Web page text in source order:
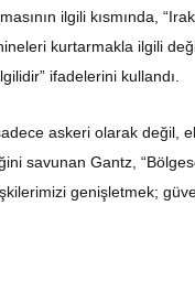
ilgili kısmında,
kurtarmakla ilgili
ifadelerini kullandı.
askeri olarak
savunan Gantz,
genişletmek;